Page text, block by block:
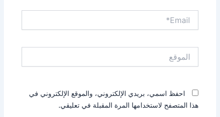
احفظ اسمي، بريدي الإلكتروني، والموقع الإلكتروني في
هذا المتصفح لاستخدامها المرة المقبلة في تعليقي.